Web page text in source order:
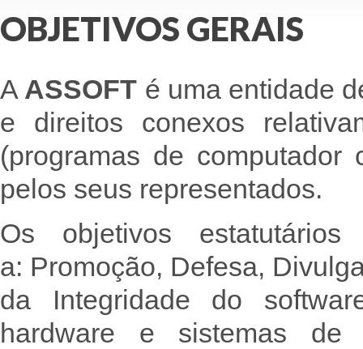
OBJETIVOS GERAIS
A ASSOFT é uma entidade
e direitos conexos
(programas de computador
pelos seus representados.
Os objetivos
a: Promoção, Defesa,
da Integridade do
hardware e sistemas de